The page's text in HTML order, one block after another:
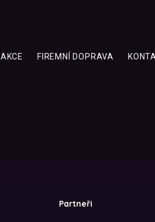
AKCE FIREMNÍ DOPRAVA
Partneři